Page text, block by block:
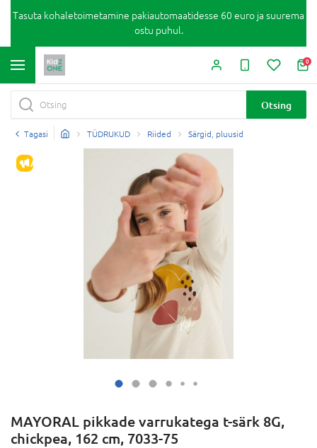
Tasuta kohaletoimetamine pakiautomaatidesse 60 euro ja suurema
ostu puhul.
0
Otsing
Tagasi TÜDRUKUD Riided Särgid, pluusid
ALLAHINDLUS
MAYORAL pikkade varrukatega t-särk 8G,
chickpea, 162 cm, 7033-75